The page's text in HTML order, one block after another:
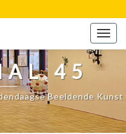
45
Beeldende Kunst